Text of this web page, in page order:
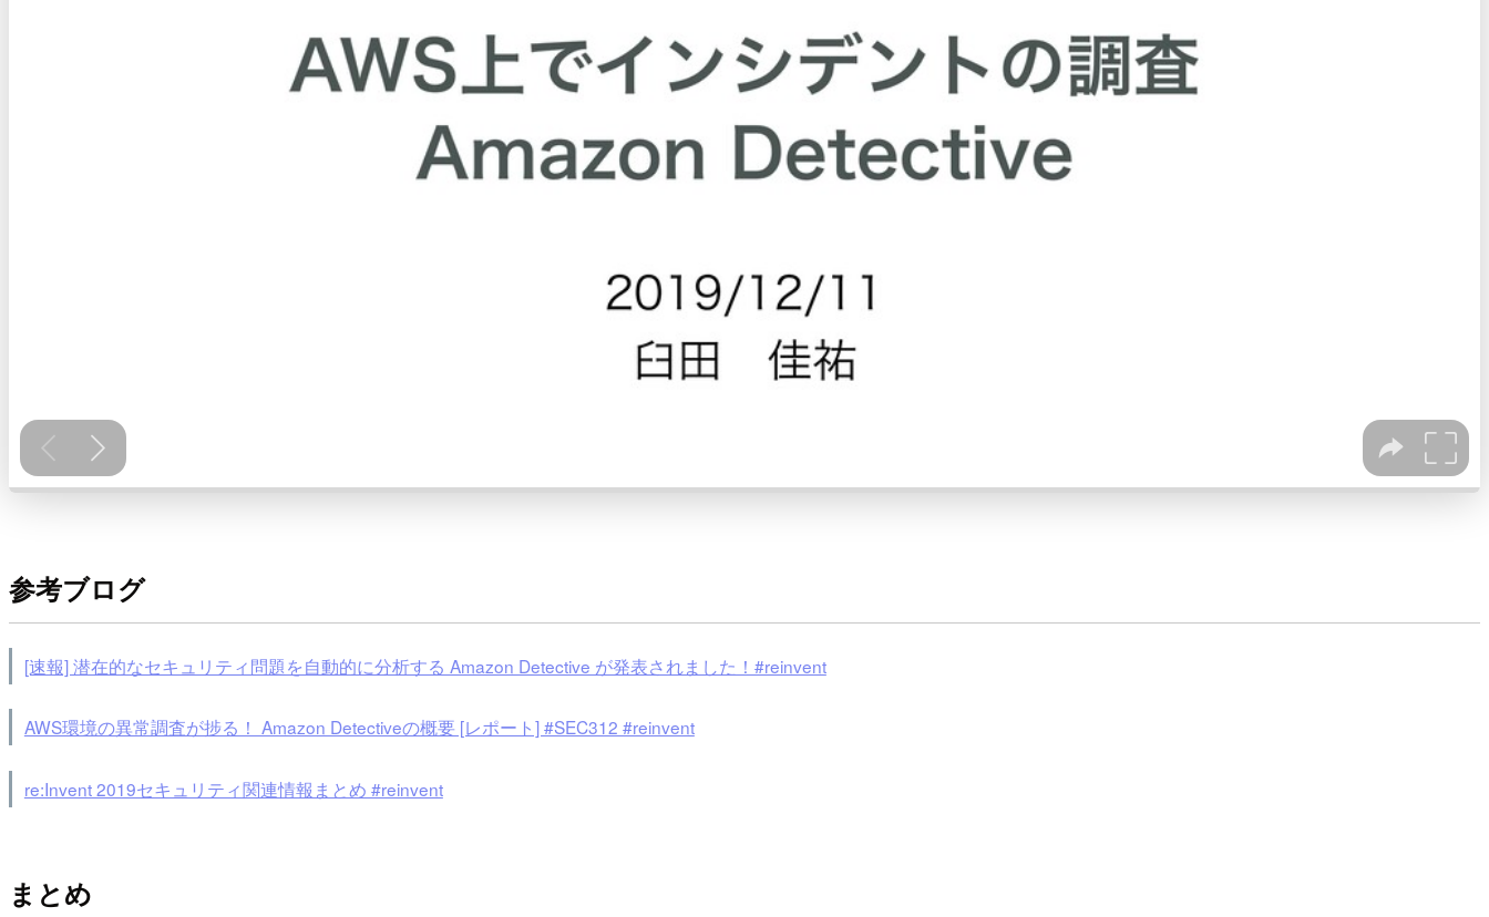
参考ブログ
[速報] 潜在的なセキュリティ問題を自動的に分析する Amazon Detective が発表されました！#reinvent
AWS環境の異常調査が捗る！ Amazon Detectiveの概要 [レポート] #SEC312 #reinvent
re:Invent 2019セキュリティ関連情報まとめ #reinvent
まとめ